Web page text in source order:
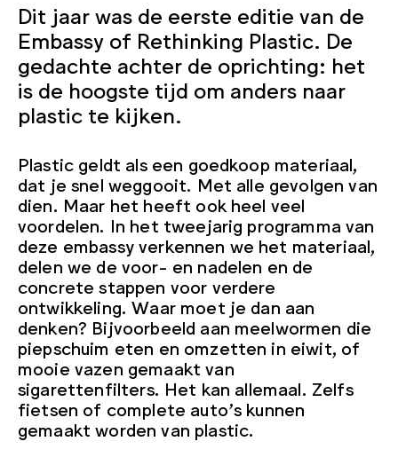
Dit jaar was de eerste editie van de
Embassy of Rethinking Plastic. De
gedachte achter de oprichting: het
is de hoogste tijd om anders naar
plastic te kijken.
Plastic geldt als een goedkoop materiaal,
dat je snel weggooit. Met alle gevolgen van
dien. Maar het heeft ook heel veel
voordelen. In het tweejarig programma van
deze embassy verkennen we het materiaal,
delen we de voor- en nadelen en de
concrete stappen voor verdere
ontwikkeling. Waar moet je dan aan
denken? Bijvoorbeeld aan meelwormen die
piepschuim eten en omzetten in eiwit, of
mooie vazen gemaakt van
sigarettenfilters. Het kan allemaal. Zelfs
fietsen of complete auto’s kunnen
gemaakt worden van plastic.